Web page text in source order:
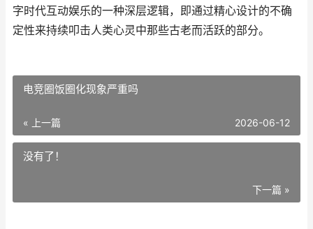
字时代互动娱乐的一种深层逻辑，即通过精心设计的不确
定性来持续叩击人类心灵中那些古老而活跃的部分。
电竞圈饭圈化现象严重吗
« 上一篇 2026-06-12
没有了！
下一篇 »